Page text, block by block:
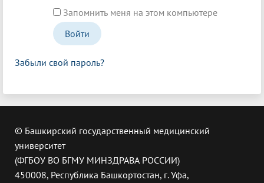
Запомнить меня на этом компьютере
Забыли свой пароль?
© Башкирский государственный медицинский
университет
(ФГБОУ ВО БГМУ МИНЗДРАВА РОССИИ)
450008, Республика Башкортостан, г. Уфа,